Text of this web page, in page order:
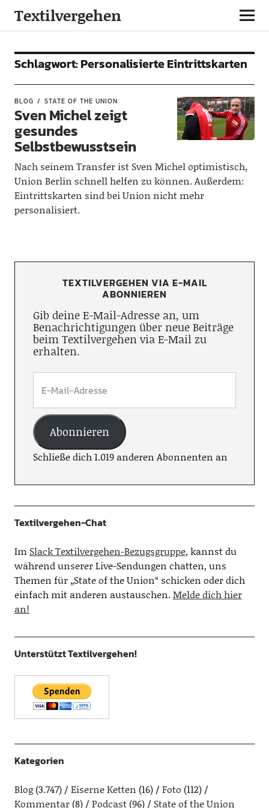
Textilvergehen
Schlagwort:Personalisierte Eintrittskarten
BLOG STATE OF THE UNION
Sven Michel zeigt
gesundes
Selbstbewusstsein
Nach seinem Transfer ist Sven Michel optimistisch,
Union Berlin schnell helfen zu können. Außerdem:
Eintrittskarten sind bei Union nicht mehr
personalisiert.
TEXTILVERGEHEN VIA E-MAIL
ABONNIEREN
Gib deine E-Mail-Adresse an, um
Benachrichtigungen über neue Beiträge
beim Textilvergehen via E-Mail zu
erhalten.
Abonnieren
Schließe dich 1.019 anderen Abonnenten an
Textilvergehen-Chat
Im Slack Textilvergehen-Bezugsgruppe, kannst du
während unserer Live-Sendungen chatten, uns
Themen für „State of the Union“ schicken oder dich
einfach mit anderen austauschen.Melde dich hier
an!
Unterstützt Textilvergehen!
Kategorien
Blog(3.747) Eiserne Ketten (16) Foto (112)
Kommentar(8) Podcast(96) State of the Union